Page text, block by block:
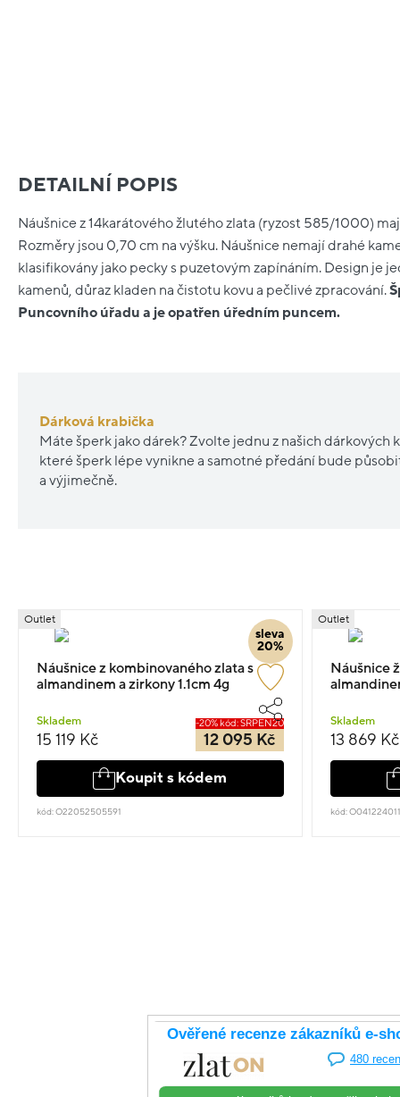
DETAILNÍ POPIS
Náušnice z 14karátového žlutého zlata (ryzost 585/1000)
Rozměry jsou 0,70 cm na výšku. Náušnice nemají drahé
klasifikovány jako pecky s puzetovým zapínáním. Design je
kamenů, důraz kladen na čistotu kovu a pečlivé zpracování.
Puncovního úřadu a je opatřen úředním puncem.
Dárková krabička
Máte šperk jako dárek? Zvolte jednu z našich dárkových
které šperk lépe vynikne a samotné předání bude
a výjimečně.
sleva
20%
Outlet
Náušnice z kombinovaného zlata s
almandinem a zirkony 1.1cm 4g
Skladem
15 119 Kč
-20% kód: SRPEN20
12 095 Kč
Koupit s kódem
kód: O22052505591
Outlet
Náušnice
Skladem
13 869 Kč
kód: